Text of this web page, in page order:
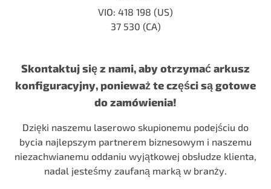
VIO: 418 198 (US)
37 530 (CA)
Skontaktuj się z nami, aby otrzymać arkusz
konfiguracyjny, ponieważ te części są gotowe
do zamówienia!
Dzięki naszemu laserowo skupionemu podejściu do
bycia najlepszym partnerem biznesowym i naszemu
niezachwianemu oddaniu wyjątkowej obsłudze klienta,
nadal jesteśmy zaufaną marką w branży.